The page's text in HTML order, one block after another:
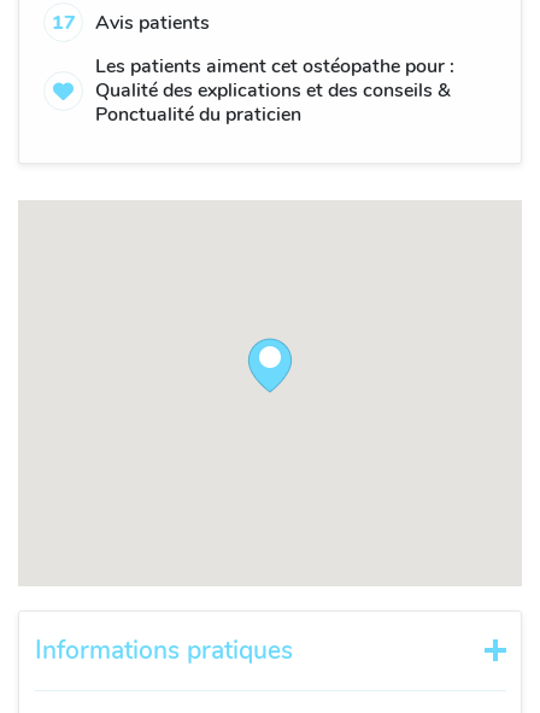
17
Avis patients
Les patients aiment cet ostéopathe pour :
Qualité des explications et des conseils &
Ponctualité du praticien
Informations pratiques